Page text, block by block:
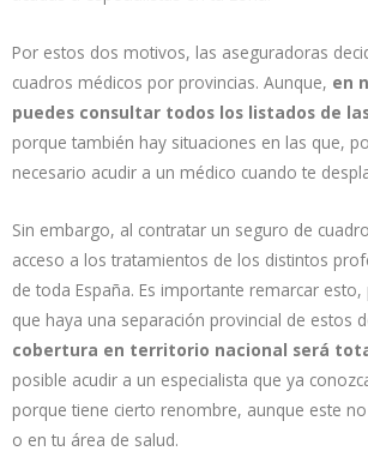
Por estos dos motivos, las aseguradoras
cuadros médicos por provincias. Aunque, en
puedes consultar todos los listados de
porque también hay situaciones en las que,
necesario acudir a un médico cuando te
Sin embargo, al contratar un seguro de
acceso a los tratamientos de los distintos
de toda España. Es importante remarcar
que haya una separación provincial de estos
cobertura en territorio nacional será
posible acudir a un especialista que ya
porque tiene cierto renombre, aunque este
o en tu área de salud.